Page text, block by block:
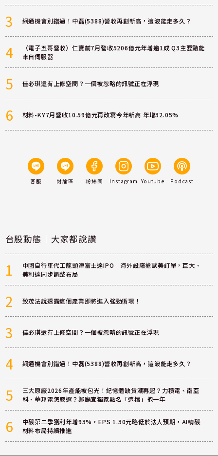
3 網通機會別錯過！中磊(5388)營收再創新高，這波能走多久？
4
〈電子五哥營收〉仁寶前7月營收5206億元年增逾1成 Q3主要動能
來自伺服器
5 佳必琪還有上修空間？一個被忽略的訊號正在浮現
6 材料-KY7月營收10.59億元再改寫今年新高 年增32.05%
客服 討論區 粉絲團 Instagram Youtube Podcast
台股動態｜大家都說讚
1
中國自行車代工龍頭津富士達IPO 海外設廠搶歐美訂單，巨大、
美利達同步調整布局
2 致茂法說透露這個產業即將進入強勁循環！
3 佳必琪還有上修空間？一個被忽略的訊號正在浮現
4 網通機會別錯過！中磊(5388)營收再創新高，這波能走多久？
5
三大原廠2026年產能被包光！記憶體缺貨潮再起？力積電、南亞
科、華邦電怎麼選？鄭廳宜獨家點名「這檔」抱一年
6
中碳第二季獲利年增93%，EPS 1.30元略低於法人預期，AI精碳
材料布局持續推進